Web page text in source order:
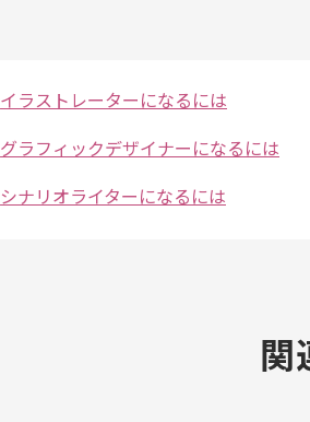
イラストレーターになるには
グラフィックデザイナーになるには
シナリオライターになるには
関